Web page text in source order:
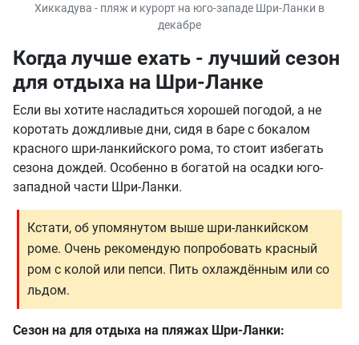
Хиккадува - пляж и курорт на юго-западе Шри-Ланки в
декабре
Когда лучше ехать - лучший сезон
для отдыха на Шри-Ланке
Если вы хотите насладиться хорошей погодой, а не
коротать дождливые дни, сидя в баре с бокалом
красного шри-ланкийского рома, то стоит избегать
сезона дождей. Особенно в богатой на осадки юго-
западной части Шри-Ланки.
Кстати, об упомянутом выше шри-ланкийском
роме. Очень рекомендую попробовать красный
ром с колой или пепси. Пить охлаждённым или со
льдом.
Сезон на для отдыха на пляжах Шри-Ланки: